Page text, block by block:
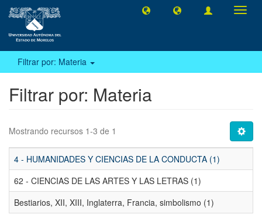
Filtrar por: Materia
Filtrar por: Materia
Mostrando recursos 1-3 de 1
4 - HUMANIDADES Y CIENCIAS DE LA CONDUCTA (1)
62 - CIENCIAS DE LAS ARTES Y LAS LETRAS (1)
Bestiarios, XII, XIII, Inglaterra, Francia, simbolismo (1)